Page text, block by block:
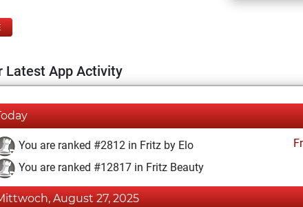
Latest App Activity
You are ranked #2812 in Fritz by Elo
You are ranked #12817 in Fritz Beauty
August 27, 2025